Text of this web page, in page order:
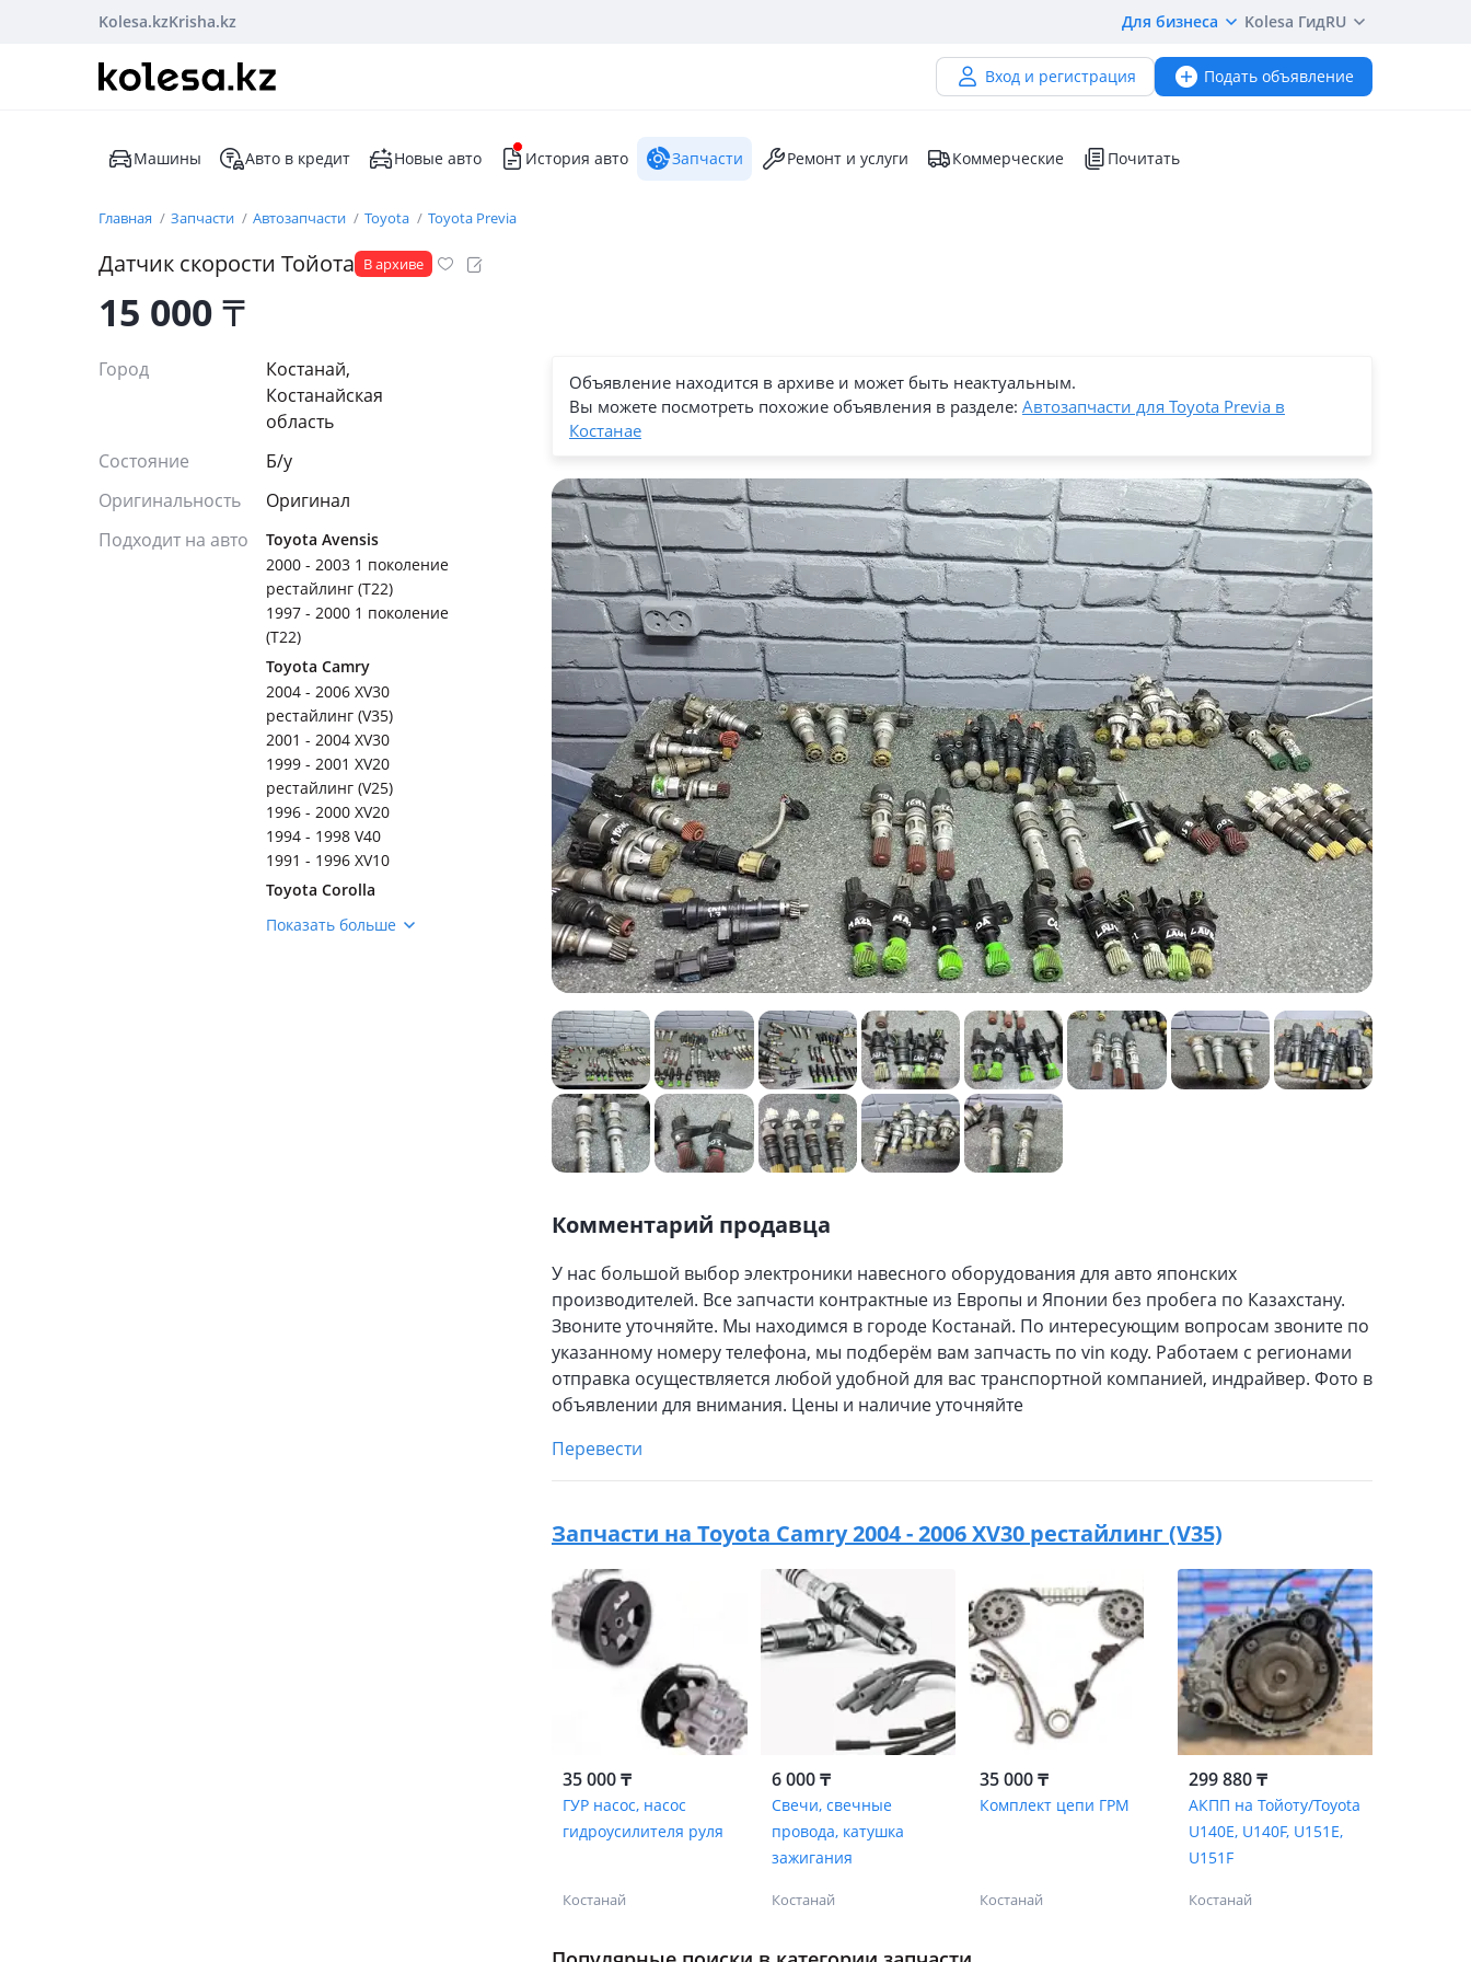
Kolesa.kzKrisha.kz Для бизнеса Kolesa ГидRU
Вход и регистрация Подать объявление
Машины Авто в кредит Новые авто История авто Запчасти Ремонт и услуги Коммерческие Почитать
Главная Запчасти Автозапчасти Toyota Toyota Previa
Датчик скорости Тойота В архиве
15 000₸
Город
Костанай,
Костанайская
область
Состояние
Б/y
Оригинальность
Оригинал
Подходит на авто
Toyota Avensis
2000 - 2003 1 поколение
рестайлинг (T22)
1997 - 2000 1 поколение
(T22)
Toyota Camry
2004 - 2006 XV30
рестайлинг (V35)
2001 - 2004 XV30
1999 - 2001 XV20
рестайлинг (V25)
1996 - 2000 XV20
1994 - 1998 V40
1991 - 1996 XV10
Toyota Corolla
2000 - 2008 E120
Показать больше
Объявление находится в архиве и может быть неактуальным.
Вы можете посмотреть похожие объявления в разделе: Автозапчасти для Toyota Previa в
Костанае
Комментарий продавца
У нас большой выбор электроники навесного оборудования для авто японских
производителей. Все запчасти контрактные из Европы и Японии без пробега по Казахстану.
Звоните уточняйте. Мы находимся в городе Костанай. По интересующим вопросам звоните по
указанному номеру телефона, мы подберём вам запчасть по vin коду. Работаем с регионами
отправка осуществляется любой удобной для вас транспортной компанией, индрайвер. Фото в
объявлении для внимания. Цены и наличие уточняйте
Перевести
Запчасти на Toyota Camry 2004 - 2006 XV30 рестайлинг (V35)
35 000 ₸
ГУР насос, насос
гидроусилителя руля
Костанай
6 000 ₸
Свечи, свечные
провода, катушка
зажигания
Костанай
35 000 ₸
Комплект цепи ГРМ
Костанай
299 880 ₸
АКПП на Тойоту/Toyota
U140E, U140F, U151E,
U151F
Костанай